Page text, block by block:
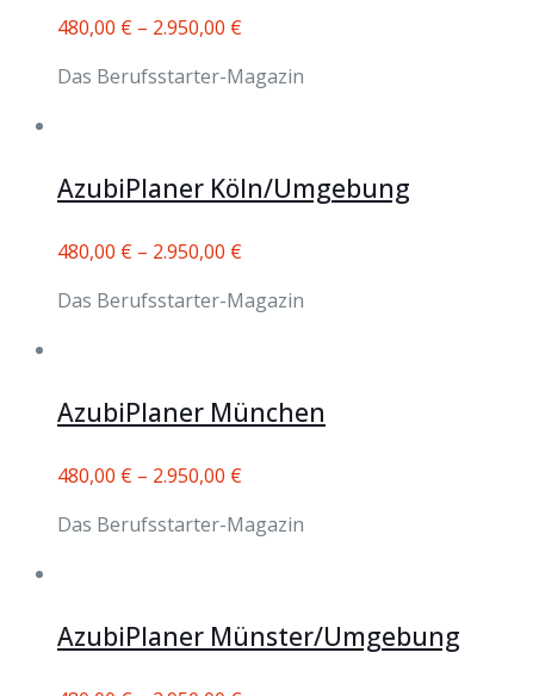
480,00 € – 2.950,00 €
Das Berufsstarter-Magazin
AzubiPlaner Köln/Umgebung
480,00 € – 2.950,00 €
Das Berufsstarter-Magazin
AzubiPlaner München
480,00 € – 2.950,00 €
Das Berufsstarter-Magazin
AzubiPlaner Münster/Umgebung